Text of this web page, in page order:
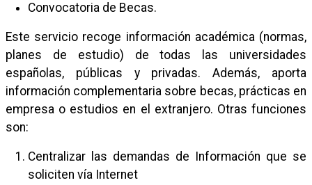
Convocatoria de Becas.
Este servicio recoge información académica (normas,
planes de estudio) de todas las universidades
españolas, públicas y privadas. Además, aporta
información complementaria sobre becas, prácticas en
empresa o estudios en el extranjero. Otras funciones
son:
Centralizar las demandas de Información que se
soliciten vía Internet